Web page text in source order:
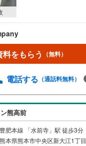
料をもらう （無料）
電話する （通話料無料）
熊高前
豊肥本線 「水前寺」駅 徒歩3分
熊本県熊本市中央区新大江1丁目